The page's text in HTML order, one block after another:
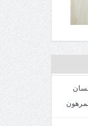
عمل الإحسان